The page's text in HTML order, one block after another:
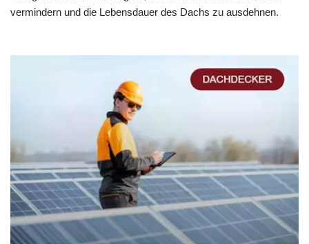
vermindern und die Lebensdauer des Dachs zu ausdehnen.